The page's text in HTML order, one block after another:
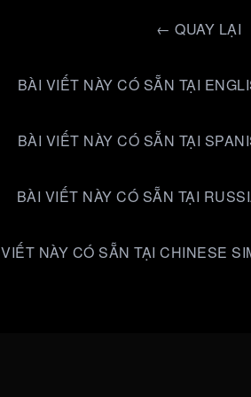
← QUAY LẠI
BÀI VIẾT NÀY CÓ SẴN TẠI
BÀI VIẾT NÀY CÓ SẴN TẠI
BÀI VIẾT NÀY CÓ SẴN TẠI
NÀY CÓ SẴN TẠI CHINESE